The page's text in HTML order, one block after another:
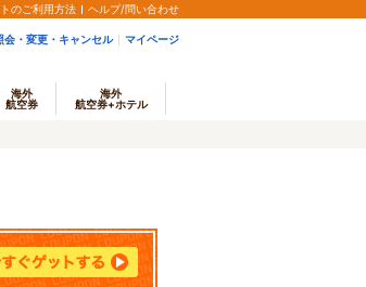
のご利用方法 ヘルプ/問い合わせ
会・変更・キャンセル マイページ
海外
航空券
海外
航空券+ホテル